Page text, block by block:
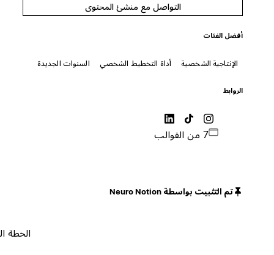
التواصل مع منشئ المحتوى
أفضل الفئات
الإنتاجية الشخصية أداة التخطيط الشخصي السنوات الجديدة
تم التثبيت بواسطة Neuro Notion
الخطة المجانية